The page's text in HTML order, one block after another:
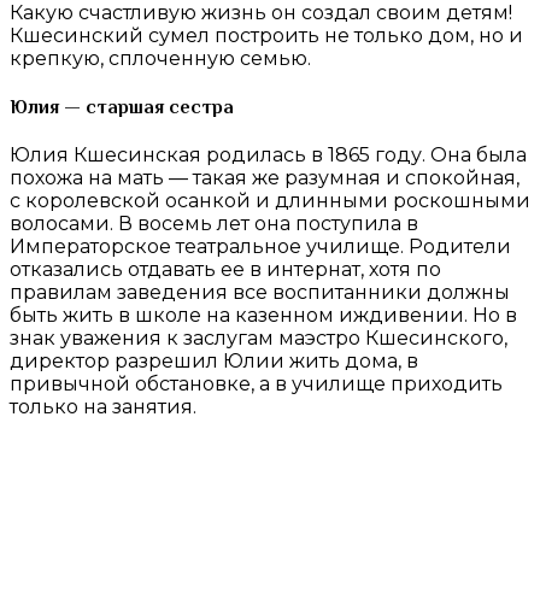
Какую счастливую жизнь он создал своим детям!
Кшесинский сумел построить не только дом, но и
крепкую, сплоченную семью.
Юлия — старшая сестра
Юлия Кшесинская родилась в 1865 году. Она была
похожа на мать — такая же разумная и спокойная,
с королевской осанкой и длинными роскошными
волосами. В восемь лет она поступила в
Императорское театральное училище. Родители
отказались отдавать ее в интернат, хотя по
правилам заведения все воспитанники должны
быть жить в школе на казенном иждивении. Но в
знак уважения к заслугам маэстро Кшесинского,
директор разрешил Юлии жить дома, в
привычной обстановке, а в училище приходить
только на занятия.